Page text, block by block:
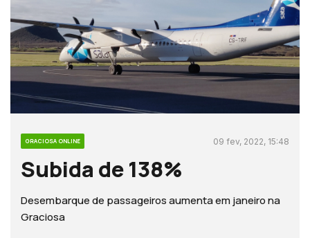
GRACIOSA ONLINE 09 fev, 2022, 15:48
Subida de 138%
Desembarque de passageiros aumenta em janeiro na
Graciosa